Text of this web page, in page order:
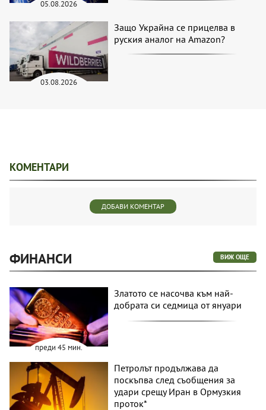
05.08.2026
03.08.2026
Защо Украйна се прицелва в
руския аналог на Amazon?
КОМЕНТАРИ
ДОБАВИ КОМЕНТАР
ФИНАНСИ ВИЖ ОЩЕ
преди 45 мин.
Златото се насочва към най-
добрата си седмица от януари
Петролът продължава да
поскъпва след съобщения за
удари срещу Иран в Ормузкия
проток*